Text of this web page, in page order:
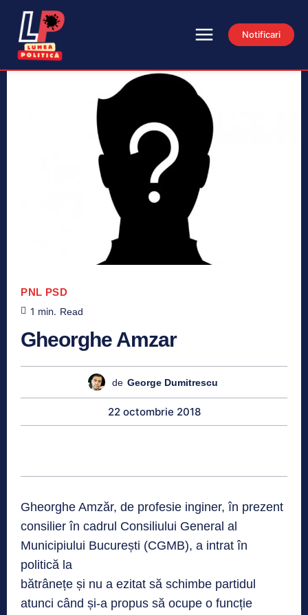
Notificari
PNL PSD
1 min. Read
Gheorghe Amzar
de George Dumitrescu
22 octombrie 2018
Gheorghe Amzăr, de profesie inginer, în prezent
consilier în cadrul Consiliului General al
Municipiului București (CGMB), a intrat în
politică la
bătrânețe și nu a ezitat să schimbe partidul
atunci când și-a propus să ocupe o funcție